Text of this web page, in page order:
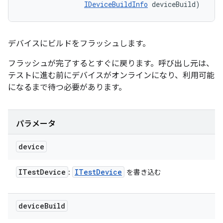
IDeviceBuildInfo deviceBuild)
デバイスにビルドをフラッシュします。
フラッシュが完了するとすぐに戻ります。呼び出し元は、
テストに進む前にデバイスがオンラインになり、利用可能
になるまで待つ必要があります。
パラメータ
device
ITestDevice : ITestDevice を書き込む
deviceBuild